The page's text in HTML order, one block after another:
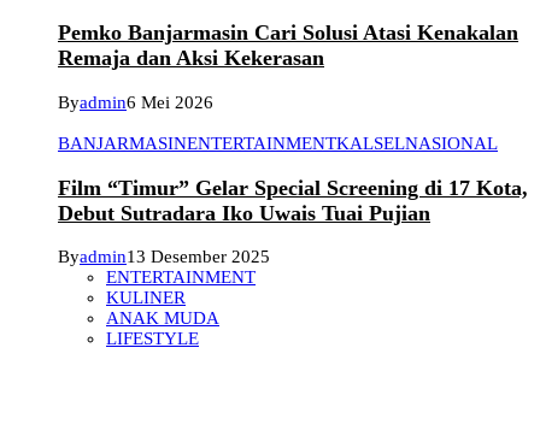
Pemko Banjarmasin Cari Solusi Atasi Kenakalan
Remaja dan Aksi Kekerasan
Byadmin6 Mei 2026
BANJARMASINENTERTAINMENTKALSELNASIONAL
Film “Timur” Gelar Special Screening di 17 Kota,
Debut Sutradara Iko Uwais Tuai Pujian
Byadmin13 Desember 2025
ENTERTAINMENT
KULINER
ANAK MUDA
LIFESTYLE